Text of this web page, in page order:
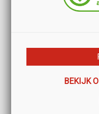
BEKIJK